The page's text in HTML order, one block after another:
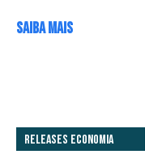
SAIBA MAIS
Releases Economia